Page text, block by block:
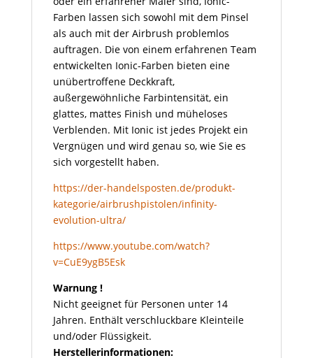
Farben lassen sich sowohl mit dem Pinsel
als auch mit der Airbrush problemlos
auftragen. Die von einem erfahrenen Team
entwickelten Ionic-Farben bieten eine
unübertroffene Deckkraft,
außergewöhnliche Farbintensität, ein
glattes, mattes Finish und müheloses
Verblenden. Mit Ionic ist jedes Projekt ein
Vergnügen und wird genau so, wie Sie es
sich vorgestellt haben.
https://der-handelsposten.de/produkt-
kategorie/airbrushpistolen/infinity-
evolution-ultra/
https://www.youtube.com/watch?
v=CuE9ygB5Esk
Warnung !
Nicht geeignet für Personen unter 14
Jahren. Enthält verschluckbare Kleinteile
und/oder Flüssigkeit.
Herstellerinformationen: